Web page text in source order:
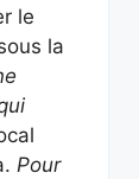
le
la
Pour